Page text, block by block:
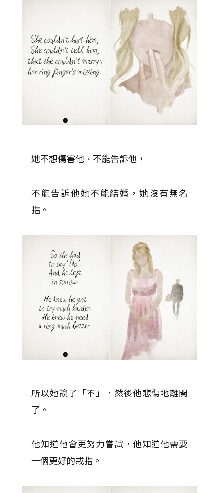
她不想傷害他、不能告訴他，
不能告訴他她不能結婚，她沒有無名
指。
所以她說了「不」，然後他悲傷地離開
了。
他知道他會更努力嘗試，他知道他需要
一個更好的戒指。